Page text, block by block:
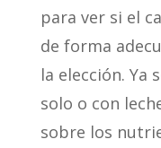
para ver si el
de forma
la elección. Ya
solo o con
sobre los